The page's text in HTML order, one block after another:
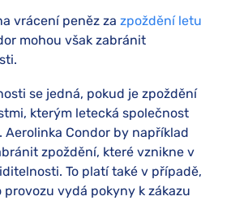
vrácení peněz za zpoždění letu
mohou však zabránit
se jedná, pokud je zpoždění
kterým letecká společnost
Aerolinka Condor by například
zpoždění, které vznikne v
To platí také v případě,
vydá pokyny k zákazu